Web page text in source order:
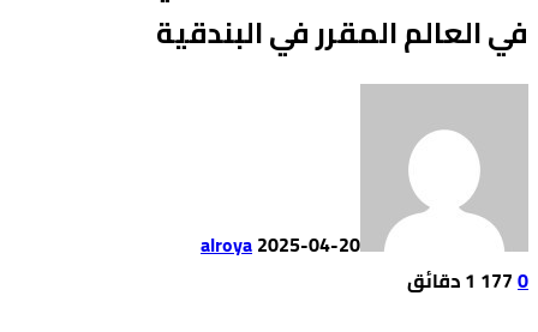
في العالم المقرر في البندقية
alroya2025-04-20
0
177 1 ‫دقائق‬